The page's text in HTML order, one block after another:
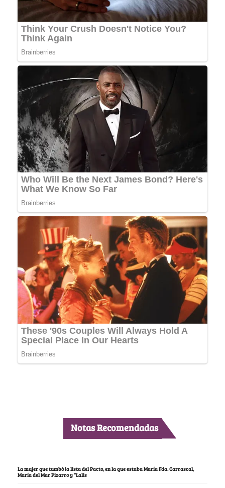
Notas Recomendadas
La mujer que tumbó la lista del Pacto, en la que estaba María Fda. Carrascal,
María del Mar Pizarro y “Lalis